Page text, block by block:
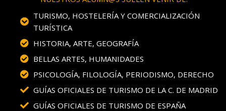
TURISMO, HOSTELERÍA Y COMERCIALIZACIÓN
TURÍSTICA
HISTORIA, ARTE, GEOGRAFÍA
BELLAS ARTES, HUMANIDADES
PSICOLOGÍA, FILOLOGÍA, PERIODISMO, DERECHO
GUÍAS OFICIALES DE TURISMO DE LA C. DE MADRID
GUÍAS OFICIALES DE TURISMO DE ESPAÑA